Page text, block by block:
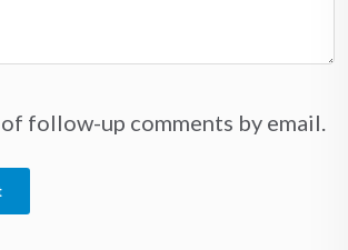
follow-up comments by email.